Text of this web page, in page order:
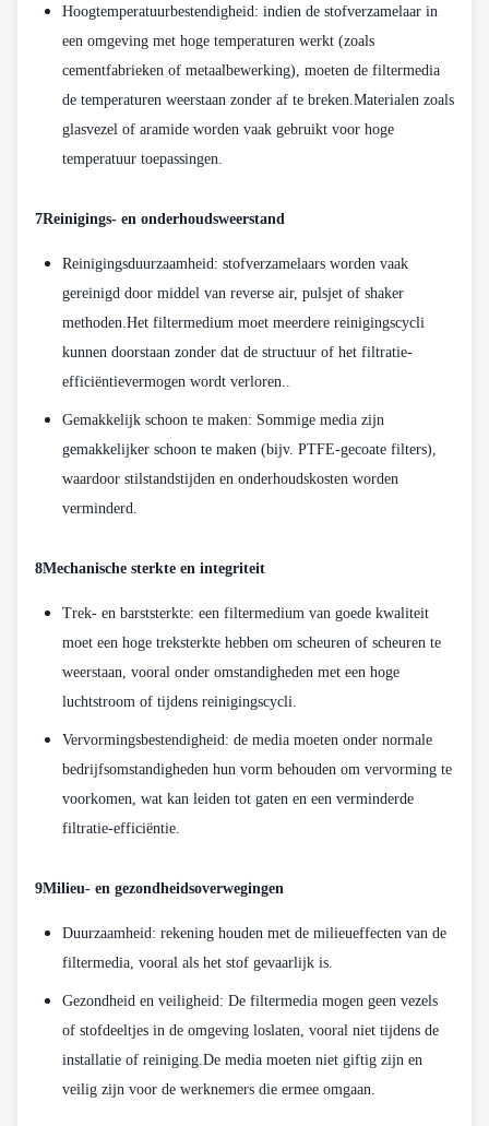
Hoogtemperatuurbestendigheid: indien de stofverzamelaar in
een omgeving met hoge temperaturen werkt (zoals
cementfabrieken of metaalbewerking), moeten de filtermedia
de temperaturen weerstaan zonder af te breken.Materialen zoals
glasvezel of aramide worden vaak gebruikt voor hoge
temperatuur toepassingen.
7Reinigings- en onderhoudsweerstand
Reinigingsduurzaamheid: stofverzamelaars worden vaak
gereinigd door middel van reverse air, pulsjet of shaker
methoden.Het filtermedium moet meerdere reinigingscycli
kunnen doorstaan zonder dat de structuur of het filtratie-
efficiëntievermogen wordt verloren..
Gemakkelijk schoon te maken: Sommige media zijn
gemakkelijker schoon te maken (bijv. PTFE-gecoate filters),
waardoor stilstandstijden en onderhoudskosten worden
verminderd.
8Mechanische sterkte en integriteit
Trek- en barststerkte: een filtermedium van goede kwaliteit
moet een hoge treksterkte hebben om scheuren of scheuren te
weerstaan, vooral onder omstandigheden met een hoge
luchtstroom of tijdens reinigingscycli.
Vervormingsbestendigheid: de media moeten onder normale
bedrijfsomstandigheden hun vorm behouden om vervorming te
voorkomen, wat kan leiden tot gaten en een verminderde
filtratie-efficiëntie.
9Milieu- en gezondheidsoverwegingen
Duurzaamheid: rekening houden met de milieueffecten van de
filtermedia, vooral als het stof gevaarlijk is.
Gezondheid en veiligheid: De filtermedia mogen geen vezels
of stofdeeltjes in de omgeving loslaten, vooral niet tijdens de
installatie of reiniging.De media moeten niet giftig zijn en
veilig zijn voor de werknemers die ermee omgaan.